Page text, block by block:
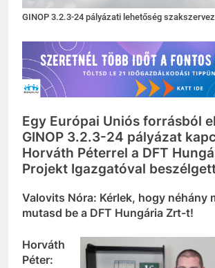
GINOP 3.2.3-24 pályázati lehetőség
Egy Európai Uniós forrásból
GINOP 3.2.3-24 pályázat
Horváth Péterrel a DFT
Projekt Igazgatóval
Valovits Nóra: Kérlek, hogy néhány
mutasd be a DFT Hungária Zrt-t!
Horváth
Péter: